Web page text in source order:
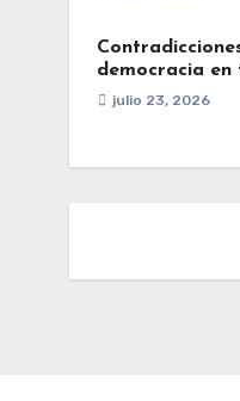
democracia en
julio 23, 2026